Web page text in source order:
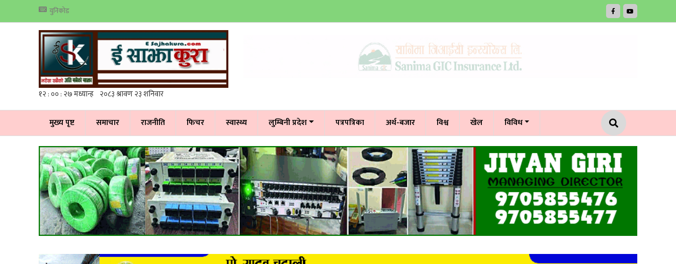
युनिकोड
मुख्य पृष्ट समाचार राजनीति फिचर स्वास्थ्य लुम्बिनी प्रदेश पत्रपत्रिका अर्थ-बजार विश्व खेल विविध